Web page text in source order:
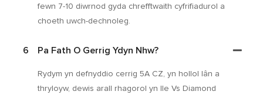
fewn 7-10 diwrnod gyda chrefftwaith cyfrifiadurol a
choeth uwch-dechnoleg.
6 Pa Fath O Gerrig Ydyn Nhw?
Rydym yn defnyddio cerrig 5A CZ, yn hollol lân a
thryloyw, dewis arall rhagorol yn lle Vs Diamond